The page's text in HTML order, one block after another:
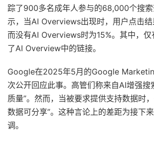
踪了900多名成年人参与的68,000个搜
示，当AI Overviews出现时，用户点击结
而没有AI Overviews时为15%。其中，仅
了AI Overview中的链接。
Google在2025年5月的Google
次公开回应此事。高管们称来自AI增强搜
质量”。然而，当被要求提供支持数据时
数据可分享”。这种言论上的差距为接下
调。